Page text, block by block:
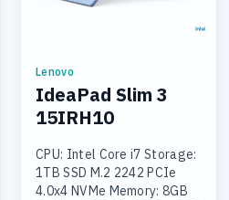
Lenovo
IdeaPad Slim 3
15IRH10
CPU: Intel Core i7 Storage:
1TB SSD M.2 2242 PCIe
4.0x4 NVMe Memory: 8GB